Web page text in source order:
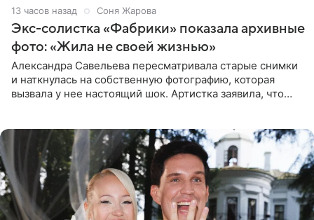
13 часов назад Соня Жарова
Экс-солистка «Фабрики» показала архивные
фото: «Жила не своей жизнью»
Александра Савельева пересматривала старые снимки
и наткнулась на собственную фотографию, которая
вызвала у нее настоящий шок. Артистка заявила, что